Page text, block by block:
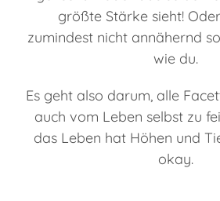
größte Stärke sieht!
zumindest nicht annähernd
wie du.
Es geht also darum, alle
auch vom Leben selbst zu
das Leben hat Höhen und
okay.